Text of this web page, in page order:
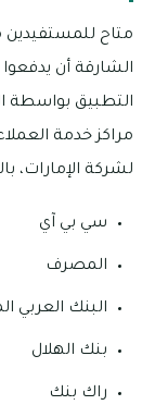
متاح للمستفيدين
الشارقة أن يدفعوا
التطبيق بواسطة
مراكز خدمة
لشركة الإمارات،
سي بي آي
المصرف
البنك العربي
بنك الهلال
راك بنك